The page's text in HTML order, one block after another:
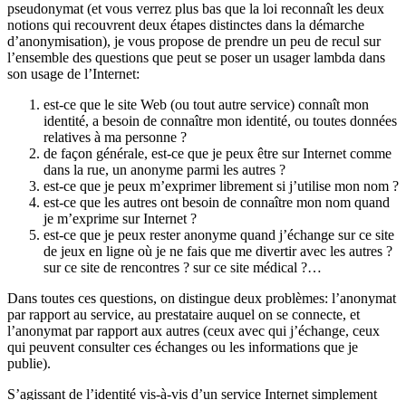
pseudonymat (et vous verrez plus bas que la loi reconnaît les deux
notions qui recouvrent deux étapes distinctes dans la démarche
d’anonymisation), je vous propose de prendre un peu de recul sur
l’ensemble des questions que peut se poser un usager lambda dans
son usage de l’Internet:
est-ce que le site Web (ou tout autre service) connaît mon
identité, a besoin de connaître mon identité, ou toutes données
relatives à ma personne ?
de façon générale, est-ce que je peux être sur Internet comme
dans la rue, un anonyme parmi les autres ?
est-ce que je peux m’exprimer librement si j’utilise mon nom ?
est-ce que les autres ont besoin de connaître mon nom quand
je m’exprime sur Internet ?
est-ce que je peux rester anonyme quand j’échange sur ce site
de jeux en ligne où je ne fais que me divertir avec les autres ?
sur ce site de rencontres ? sur ce site médical ?…
Dans toutes ces questions, on distingue deux problèmes: l’anonymat
par rapport au service, au prestataire auquel on se connecte, et
l’anonymat par rapport aux autres (ceux avec qui j’échange, ceux
qui peuvent consulter ces échanges ou les informations que je
publie).
S’agissant de l’identité vis-à-vis d’un service Internet simplement